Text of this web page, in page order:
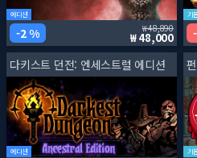
에디션
2 % 48,890
48,000
기
다키스트 던전: 엔세스트럴 에디션
에디션 기